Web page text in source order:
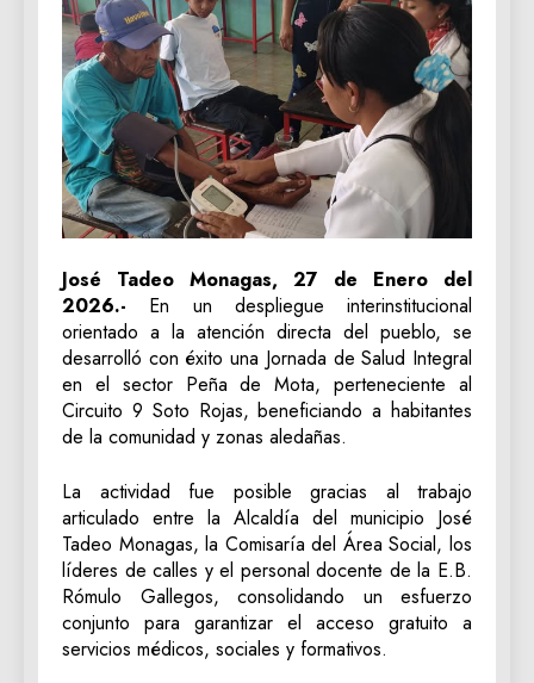
José Tadeo Monagas, 27 de Enero del
2026.- En un despliegue interinstitucional
orientado a la atención directa del pueblo, se
desarrolló con éxito una Jornada de Salud Integral
en el sector Peña de Mota, perteneciente al
Circuito 9 Soto Rojas, beneficiando a habitantes
de la comunidad y zonas aledañas.
La actividad fue posible gracias al trabajo
articulado entre la Alcaldía del municipio José
Tadeo Monagas, la Comisaría del Área Social, los
líderes de calles y el personal docente de la E.B.
Rómulo Gallegos, consolidando un esfuerzo
conjunto para garantizar el acceso gratuito a
servicios médicos, sociales y formativos.